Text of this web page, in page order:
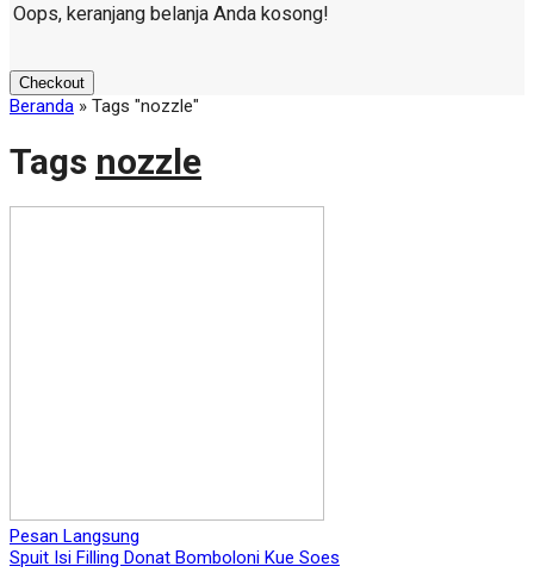
Oops, keranjang belanja Anda kosong!
Checkout
Beranda » Tags "nozzle"
Tags nozzle
Pesan Langsung
Spuit Isi Filling Donat Bomboloni Kue Soes